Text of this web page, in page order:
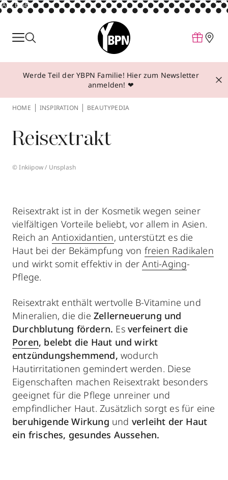
ANZEIGE
Parfum
Make-up
Behandlungen
Über YBPN
Aktionen
Werde Teil der YBPN Familie! Hier zum Newsletter
anmelden! ❤
HOME INSPIRATION BEAUTYPEDIA
Reisextrakt
© Inkiipow / Unsplash
Reisextrakt ist in der Kosmetik wegen seiner
vielfältigen Vorteile beliebt, vor allem in Asien.
Reich an Antioxidantien, unterstützt es die
Haut bei der Bekämpfung von freien Radikalen
und wirkt somit effektiv in derAnti-Aging-
Pflege.
Reisextrakt enthält wertvolle B-Vitamine und
Mineralien, die die Zellerneuerung und
Durchblutung fördern. Esverfeinert die
Poren, belebt die Haut und wirkt
entzündungshemmend, wodurch
Hautirritationen gemindert werden. Diese
Eigenschaften machen Reisextrakt besonders
geeignet für die Pflege unreiner und
empfindlicher Haut. Zusätzlich sorgt es für eine
beruhigende Wirkung und verleiht der Haut
ein frisches, gesundes Aussehen.